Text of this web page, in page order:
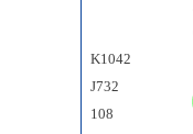
K1042
J732
108